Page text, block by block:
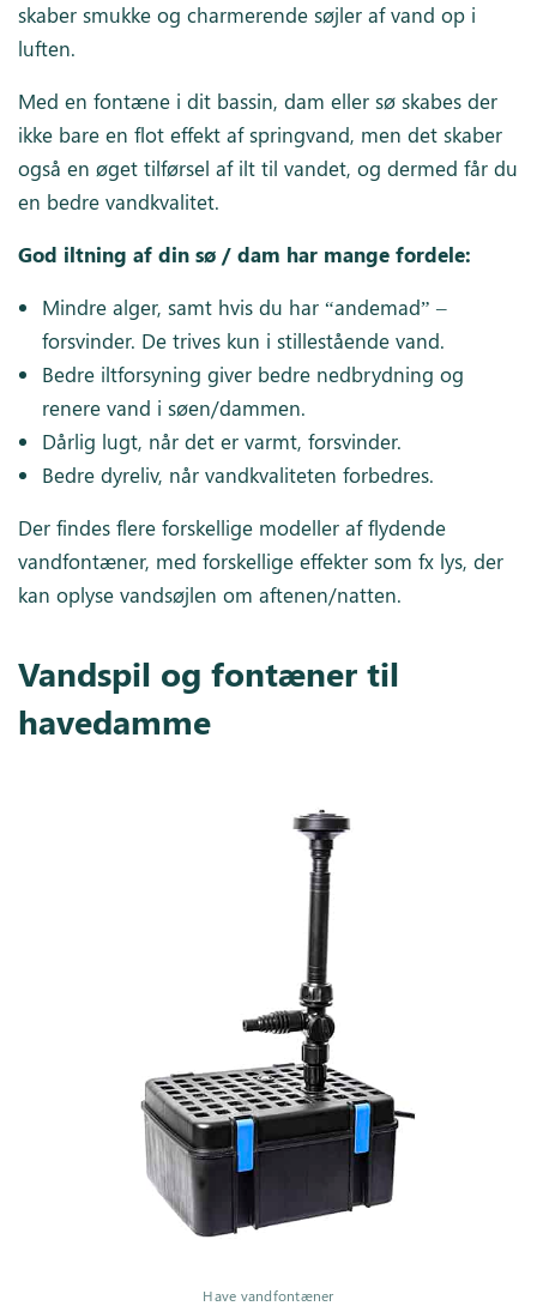
skaber smukke og charmerende søjler af vand op i
luften.
Med en fontæne i dit bassin, dam eller sø skabes der
ikke bare en flot effekt af springvand, men det skaber
også en øget tilførsel af ilt til vandet, og dermed får du
en bedre vandkvalitet.
God iltning af din sø / dam har mange fordele:
Mindre alger, samt hvis du har “andemad” –
forsvinder. De trives kun i stillestående vand.
Bedre iltforsyning giver bedre nedbrydning og
renere vand i søen/dammen.
Dårlig lugt, når det er varmt, forsvinder.
Bedre dyreliv, når vandkvaliteten forbedres.
Der findes flere forskellige modeller af flydende
vandfontæner, med forskellige effekter som fx lys, der
kan oplyse vandsøjlen om aftenen/natten.
Vandspil og fontæner til
havedamme
Have vandfontæner